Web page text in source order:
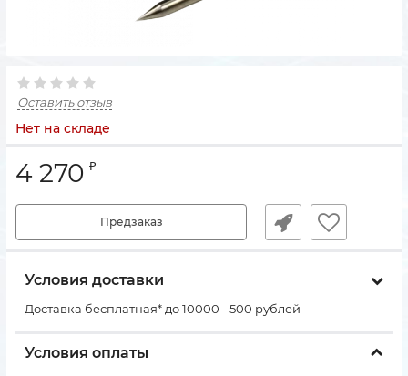
Оставить отзыв
Нет на складе
4 270 ₽
Предзаказ
Условия доставки
Доставка бесплатная* до 10000 - 500 рублей
Условия оплаты